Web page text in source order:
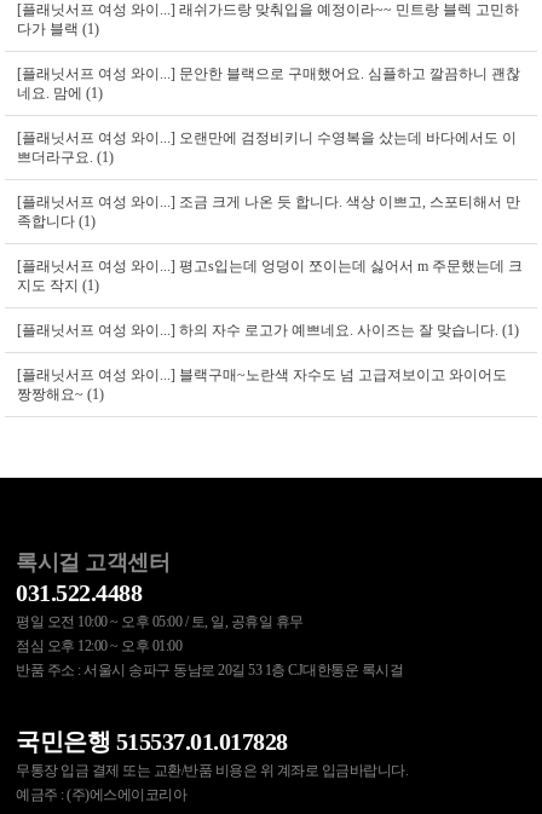
[플래닛서프 여성 와이...]래쉬가드랑 맞춰입을 예정이라~~ 민트랑 블렉 고민하
다가 블랙 (1)
[플래닛서프 여성 와이...] 문안한 블랙으로 구매했어요. 심플하고 깔끔하니 괜찮
네요. 맘에 (1)
[플래닛서프 여성 와이...] 오랜만에 검정비키니 수영복을 샀는데 바다에서도 이
쁘더라구요. (1)
[플래닛서프 여성 와이...] 조금 크게 나온 듯 합니다. 색상 이쁘고, 스포티해서 만
족합니다 (1)
[플래닛서프 여성 와이...]평고s입는데 엉덩이 쪼이는데 싫어서 m 주문했는데 크
지도 작지 (1)
[플래닛서프 여성 와이...]하의 자수 로고가 예쁘네요. 사이즈는 잘 맞습니다. (1)
[플래닛서프 여성 와이...] 블랙구매~노란색 자수도 넘 고급져보이고 와이어도
짱짱해요~ (1)
록시걸 고객센터
031.522.4488
평일 오전 10:00 ~ 오후 05:00 / 토, 일, 공휴일 휴무
점심 오후 12:00 ~ 오후 01:00
반품 주소 : 서울시 송파구 동남로 20길 53 1층 CJ대한통운 록시걸
국민은행 515537.01.017828
무통장 입금 결제 또는 교환/반품 비용은 위 계좌로 입금바랍니다.
예금주 : (주)에스에이코리아